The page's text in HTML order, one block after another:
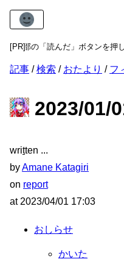
[PR]
最下部の「読んだ」ボタンを押
記事 検索 おたより フ
2023/01/
written
byAmane Katagiri
on report
at 2023/04/01 17:03
おしらせ
かいた